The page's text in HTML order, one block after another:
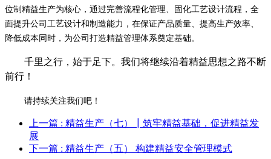
位制精益生产为核心，通过完善流程化管理、固化工艺设计流程，全
面提升公司工艺设计和制造能力，在保证产品质量、提高生产效率、
降低成本同时，为公司打造精益管理体系奠定基础。
千里之行，始于足下。我们将继续沿着精益思想之路不断
前行！
请持续关注我们吧！
上一篇 : 精益生产（七）┃筑牢精益基础，促进精益发
展
下一篇 : ​精益生产（五） 构建精益安全管理模式